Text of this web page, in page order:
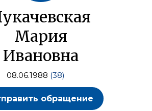
Мария
Ивановна
08.06.1988 (38)
обращение